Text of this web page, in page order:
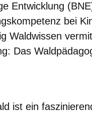
Entwicklung
bei
Waldwissen
Das
ist ein